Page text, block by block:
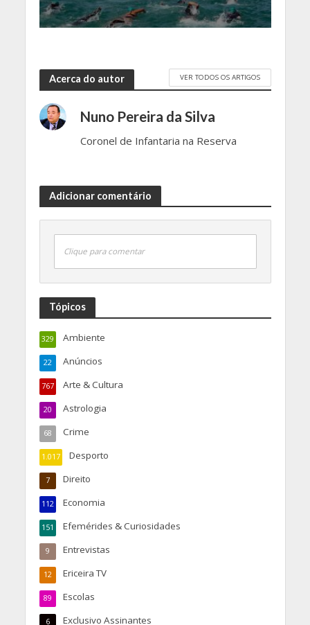
Acerca do autor VER TODOS OS ARTIGOS
Nuno Pereira da Silva
Coronel de Infantaria na Reserva
Adicionar comentário
Clique para comentar
Tópicos
Ambiente
329
Anúncios
22
Arte & Cultura
767
Astrologia
20
Crime
68
Desporto
1.017
Direito
7
Economia
112
Efemérides & Curiosidades
151
Entrevistas
9
Ericeira TV
12
Escolas
89
Exclusivo Assinantes
6